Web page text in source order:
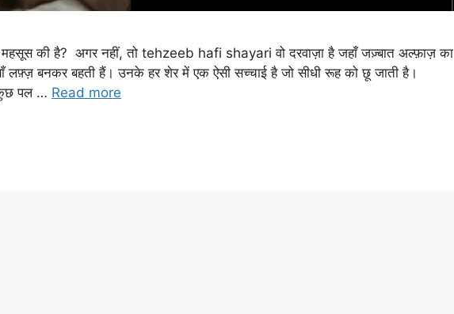
की है? अगर नहीं, तो tehzeeb hafi shayari वो दरवाज़ा है जहाँ जज़्बात अल्फ़ाज़ का
लफ़्ज़ बनकर बहती हैं। उनके हर शेर में एक ऐसी सच्चाई है जो सीधी रूह को छू जाती है।
पल … Read more